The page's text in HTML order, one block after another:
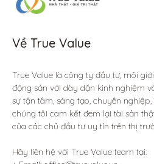
Về True Value
True Value là công ty đầu tư, môi
động sản với dày dặn kinh nghiệm
sự tận tâm, sáng tạo, chuyên
chúng tôi cam kết đem lại tài sản
của các chủ đầu tư uy tín trên thị
Hãy liên hệ với True Value team tại: